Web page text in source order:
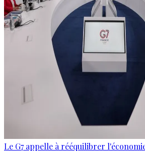
Le G7 appelle à rééquilibrer